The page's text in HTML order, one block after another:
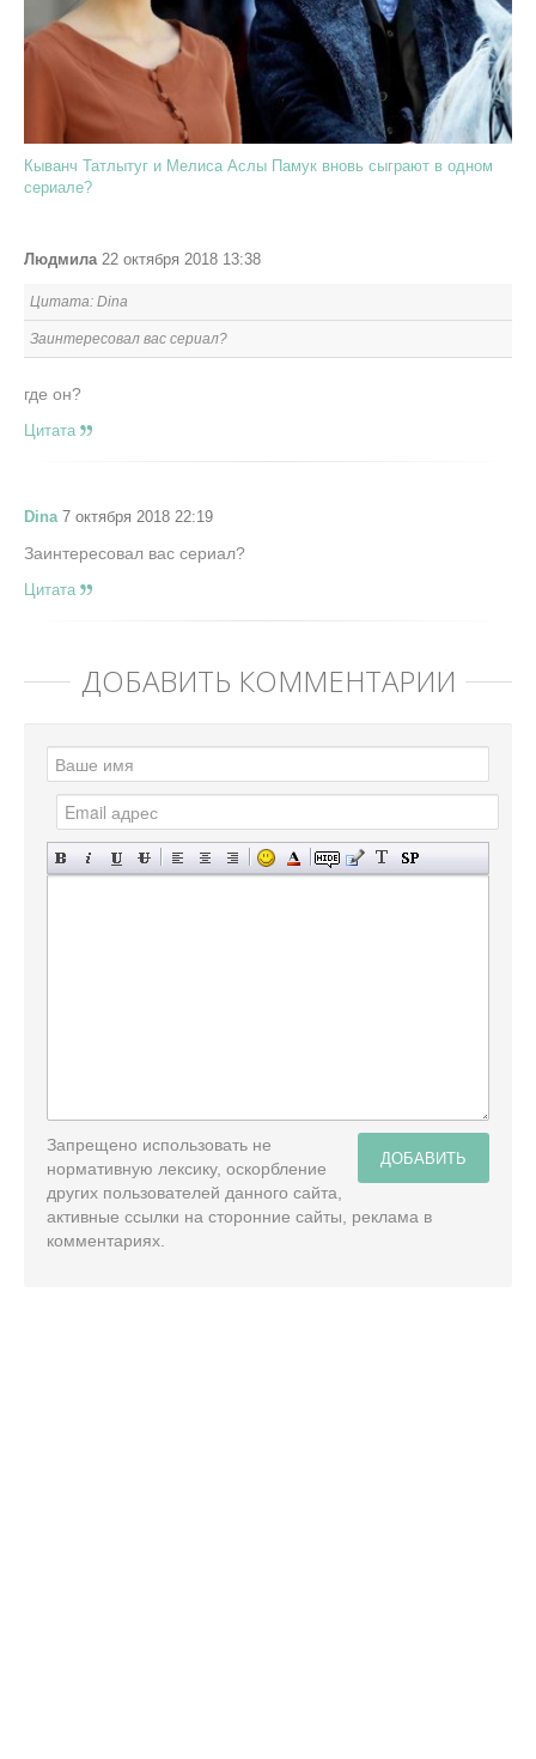
Кыванч Татлытуг и Мелиса Аслы Памук вновь сыграют в одном
сериале?
Людмила22 октября 2018 13:38
Цитата: Dina
Заинтересовал вас сериал?
где он?
Цитата
Dina7 октября 2018 22:19
Заинтересовал вас сериал?
Цитата
ДОБАВИТЬ КОММЕНТАРИЙ
ДОБАВИТЬ
Запрещено использовать не
нормативную лексику, оскорбление
других пользователей данного сайта,
активные ссылки на сторонние сайты, реклама в
комментариях.